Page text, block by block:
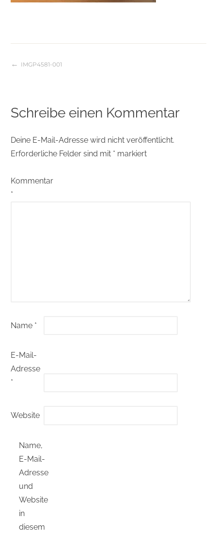
Beitragsnavigation
IMGP4581-001
Schreibe einen Kommentar
Deine E-Mail-Adresse wird nicht veröffentlicht.
Erforderliche Felder sind mit * markiert
Kommentar
*
Name *
E-Mail-
Adresse
*
Website
Name,
E-Mail-
Adresse
und
Website
in
diesem